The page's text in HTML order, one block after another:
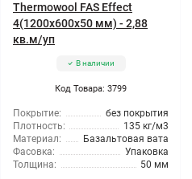
Thermowool FAS Effect
4(1200x600x50 мм) - 2,88
кв.м/уп
В наличии
Код Товара: 3799
Покрытие:
без покрытия
Плотность:
135 кг/м3
Материал:
Базальтовая вата
Фасовка:
Упаковка
Толщина:
50 мм